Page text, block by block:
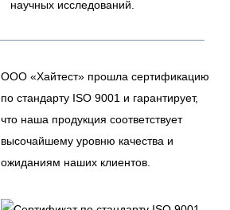
научных исследований.
ООО «Хайтест» прошла сертификацию
по стандарту ISO 9001 и гарантирует,
что наша продукция соответствует
высочайшему уровню качества и
ожиданиям наших клиентов.